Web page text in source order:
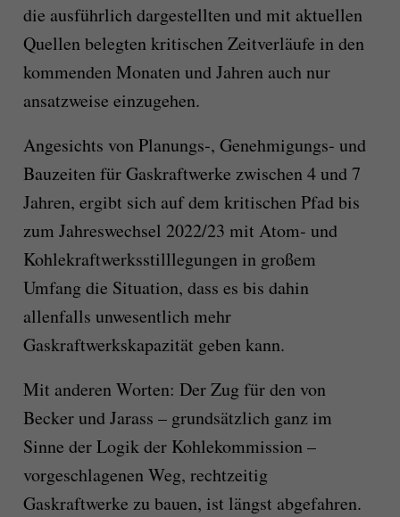
die ausführlich dargestellten und mit aktuellen
Quellen belegten kritischen Zeitverläufe in den
kommenden Monaten und Jahren auch nur
ansatzweise einzugehen.
Angesichts von Planungs‑, Genehmi­gungs‑ und
Bauzeiten für Gaskraftwerke zwischen 4 und 7
Jahren, ergibt sich auf dem kritischen Pfad bis
zum Jahreswechsel 2022/23 mit Atom‑ und
Kohlekraftwerks­stillle­gungen in großem
Umfang die Situa­tion, dass es bis dahin
allenfalls unwesentlich mehr
Gaskraftwerkskapazität geben kann.
Mit anderen Worten: Der Zug für den von
Becker und Jarass – grundsätzlich ganz im
Sinne der Logik der Kohlekommission –
vor­geschlagenen Weg, rechtzeitig
Gas­kraft­wer­ke zu bauen, ist längst abgefahren.